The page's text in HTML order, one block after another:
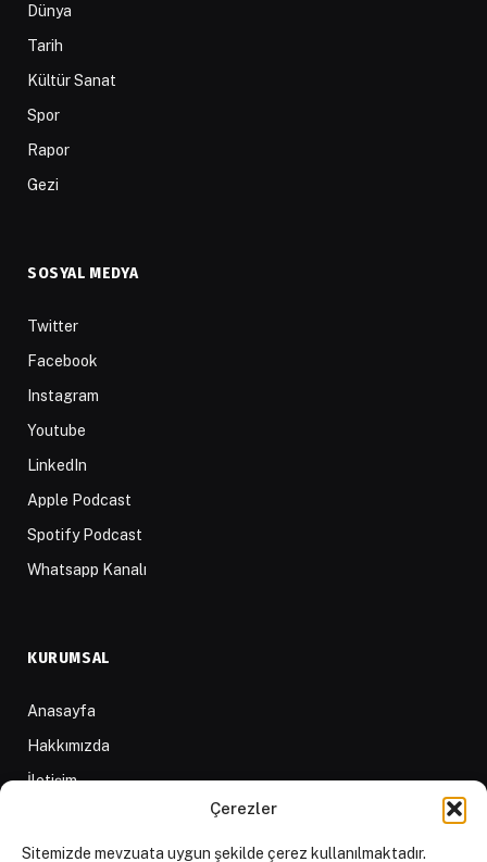
Çerezler
Sitemizde mevzuata uygun şekilde çerez kullanılmaktadır.
Dünya
Tarih
Kültür Sanat
Spor
Rapor
Gezi
SOSYAL MEDYA
Twitter
Facebook
Instagram
Youtube
LinkedIn
Apple Podcast
Spotify Podcast
Whatsapp Kanalı
KURUMSAL
Anasayfa
Hakkımızda
İletişim
D84 Yayınları